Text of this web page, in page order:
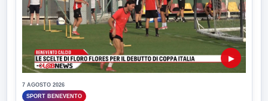
▶
7 AGOSTO 2026
SPORT BENEVENTO